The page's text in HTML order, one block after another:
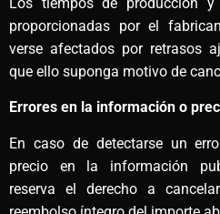
proporcionadas por el
verse afectados por retrasos
que ello suponga motivo de
Errores en la información o
En caso de detectarse un
precio en la información
reserva el derecho a